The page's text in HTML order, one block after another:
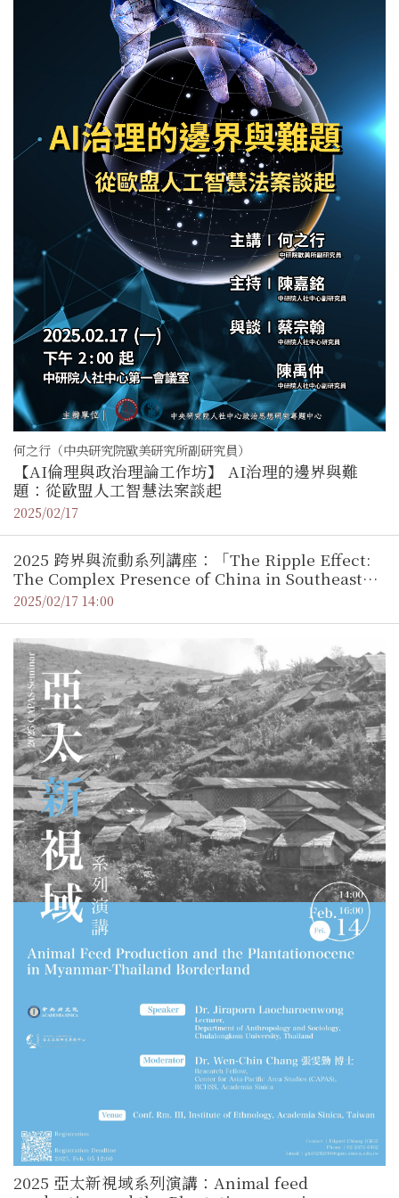
何之行（中央研究院歐美研究所副研究員）
【AI倫理與政治理論工作坊】 AI治理的邊界與難
題：從歐盟人工智慧法案談起
2025/02/17
2025 跨界與流動系列講座：「The Ripple Effect:
The Complex Presence of China in Southeast
Asia」Book Launch Seminar／韓恩澤博士（中國
香港大學 政治與公共行政學系 副教授）
2025/02/17 14:00
2025 亞太新視域系列演講：Animal feed